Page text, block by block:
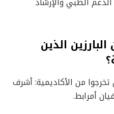
الذين
تخرجوا من الأكاديمية: أشرف
أمرابط.